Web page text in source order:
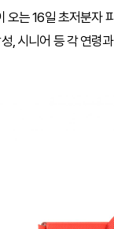
는 16일 초저분자
, 시니어 등 각 연령